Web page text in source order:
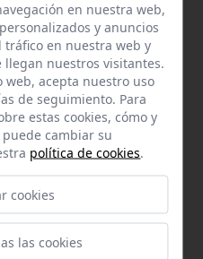
vía email
través del teléfono
en nuestra web,
y anuncios
tráfico en nuestra web y
nuestros visitantes.
acepta nuestro uso
de seguimiento. Para
estas cookies, cómo y
cambiar su
política de cookies.
cookies
las cookies